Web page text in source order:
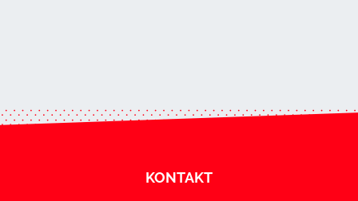
KONTAKT